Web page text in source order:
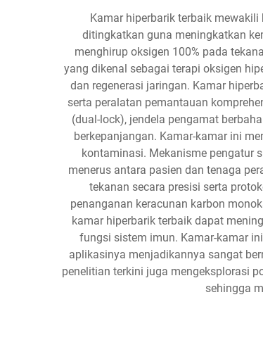
Kamar hiperbarik terbaik
ditingkatkan guna meningkatkan
menghirup oksigen 100% pada
yang dikenal sebagai terapi oksigen
dan regenerasi jaringan. Kamar
serta peralatan pemantauan
(dual-lock), jendela pengamat
berkepanjangan. Kamar-kamar ini
kontaminasi. Mekanisme pengatur
menerus antara pasien dan tenaga
tekanan secara presisi serta
penanganan keracunan karbon
kamar hiperbarik terbaik dapat
fungsi sistem imun. Kamar-kamar
aplikasinya menjadikannya sangat
penelitian terkini juga mengeksplorasi
sehingga